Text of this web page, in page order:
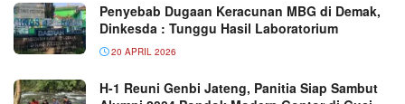
Penyebab Dugaan Keracunan MBG di Demak,
Dinkesda : Tunggu Hasil Laboratorium
20 APRIL 2026
H-1 Reuni Genbi Jateng, Panitia Siap Sambut